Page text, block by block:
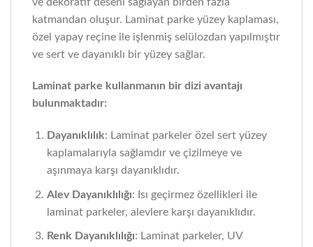
katmandan oluşur. Laminat parke yüzey kaplaması,
özel yapay reçine ile işlenmiş selülozdan yapılmıştır
ve sert ve dayanıklı bir yüzey sağlar.
Laminat parke kullanmanın bir dizi avantajı
bulunmaktadır:
Dayanıklılık: Laminat parkeler özel sert yüzey
kaplamalarıyla sağlamdır ve çizilmeye ve
aşınmaya karşı dayanıklıdır.
Alev Dayanıklılığı: Isı geçirmez özellikleri ile
laminat parkeler, alevlere karşı dayanıklıdır.
Renk Dayanıklılığı: Laminat parkeler, UV